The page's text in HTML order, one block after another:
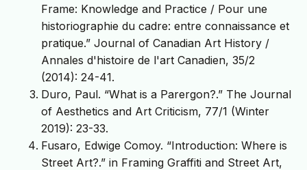
Frame: Knowledge and Practice / Pour une
historiographie du cadre: entre connaissance et
pratique.” Journal of Canadian Art History /
Annales d'histoire de l'art Canadien, 35/2
(2014): 24-41.
Duro, Paul. “What is a Parergon?.” The Journal
of Aesthetics and Art Criticism, 77/1 (Winter
2019): 23-33.
Fusaro, Edwige Comoy. “Introduction: Where is
Street Art?.” in Framing Graffiti and Street Art,